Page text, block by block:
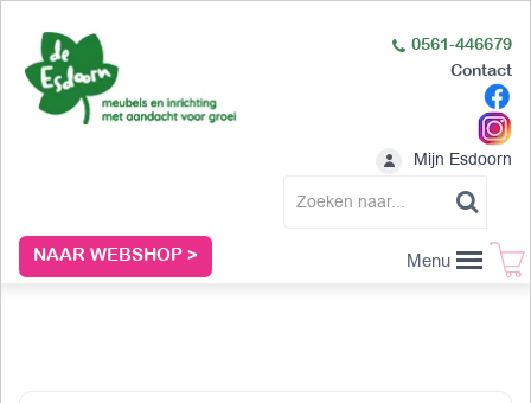
NAAR WEBSHOP >
0561-446679
Contact
Mijn Esdoorn
Menu